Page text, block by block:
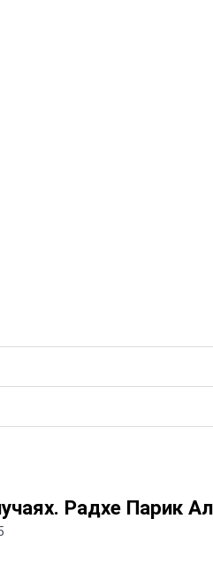
Радхе Парик